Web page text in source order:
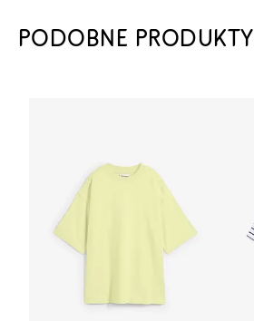
PODOBNE PRODUKTY